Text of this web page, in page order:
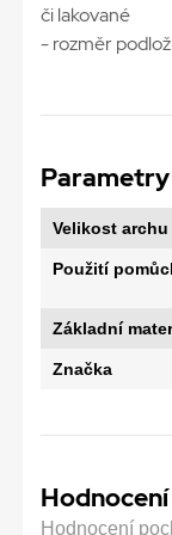
či lakované
- rozměr
Parametry
Velikost archu
Použití
Základní
Značka
Hodnocení